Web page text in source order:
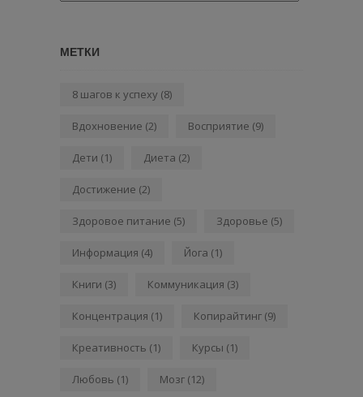
МЕТКИ
8 шагов к успеху (8)
Вдохновение (2) Восприятие (9)
Дети (1) Диета (2)
Достижение (2)
Здоровое питание (5) Здоровье (5)
Информация (4) Йога (1)
Книги (3) Коммуникация (3)
Концентрация (1) Копирайтинг (9)
Креативность (1) Курсы (1)
Любовь (1) Мозг (12)